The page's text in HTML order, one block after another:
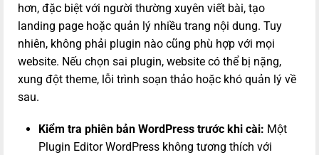
hơn, đặc biệt với người thường xuyên viết bài, tạo
landing page hoặc quản lý nhiều trang nội dung. Tuy
nhiên, không phải plugin nào cũng phù hợp với mọi
website. Nếu chọn sai plugin, website có thể bị nặng,
xung đột theme, lỗi trình soạn thảo hoặc khó quản lý về
sau.
Kiểm tra phiên bản WordPress trước khi cài: Một
Plugin Editor WordPress không tương thích với